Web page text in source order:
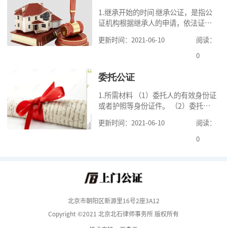
1.继承开始的时间 继承公证，是指公
证机构根据继承人的申请，依法证明
国《民法典》第一千一百二十一条规
定，继承从被继承人死亡时开始。 2.
更新时间：2021-06-10
阅读：
0
委托公证
1.所需材料 （1）委托人的有效身份证
或者护照等身份证件。 （2）委托人
人提供《常住人口登记卡》本人页原
件及经过户籍所在单位盖章的首页复
更新时间：2021-06-10
阅读：
0
北京市朝阳区新源里16号2座3A12
Copyright ©2021 北京北石律师事务所 版权所有